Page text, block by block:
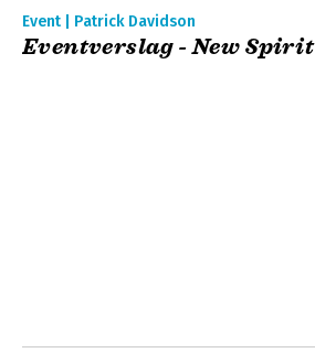
Event | Patrick Davidson
Eventverslag - New Spirit